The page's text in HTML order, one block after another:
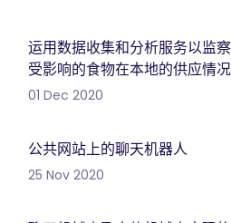
运用数据收集和分析服务以监
受影响的食物在本地的供应情况
01 Dec 2020
公共网站上的聊天机器人
25 Nov 2020